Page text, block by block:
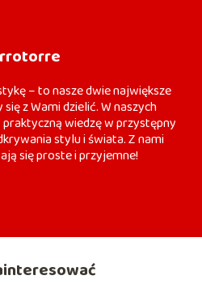
– to nasze dwie największe
z Wami dzielić. W naszych
wiedzę w przystępny
stylu i świata. Z nami
się proste i przyjemne!